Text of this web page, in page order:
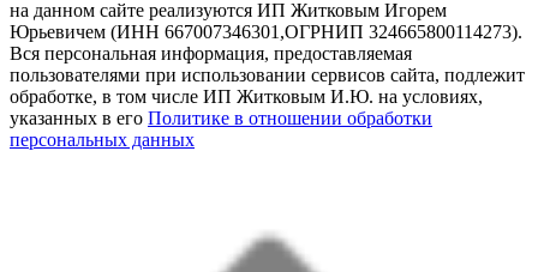
на данном сайте реализуются ИП Житковым Игорем
Юрьевичем (ИНН 667007346301,ОГРНИП 324665800114273).
Вся персональная информация, предоставляемая
пользователями при использовании сервисов сайта, подлежит
обработке, в том числе ИП Житковым И.Ю. на условиях,
указанных в его Политике в отношении обработки
персональных данных